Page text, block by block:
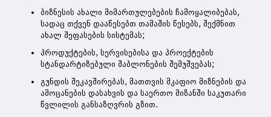
ბიზნესის ახალი მიმართულებების ჩამოყალიბებას,
სადაც თქვენ დააწესებთ თამაშის წესებს, შექმნით
ახალ შეფასების სისტემას;
პროდუქტების, სერვისებისა და პროექტების
სტანდარტიზებული შაბლონების შემუშვებას;
გუნდის შეკავშირებას, მათთვის მკაფიო მიზნების და
ამოცანების დასახვის და საერთო მიზანში საკუთარი
წვლილის განსაზღვრის გზით.